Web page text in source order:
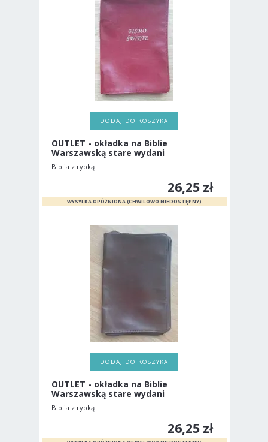
DODAJ DO KOSZYKA
OUTLET - okładka na Biblie
Warszawską stare wydani
Biblia z rybką
26,25 zł
DODAJ DO KOSZYKA
OUTLET - okładka na Biblie
Warszawską stare wydani
Biblia z rybką
26,25 zł